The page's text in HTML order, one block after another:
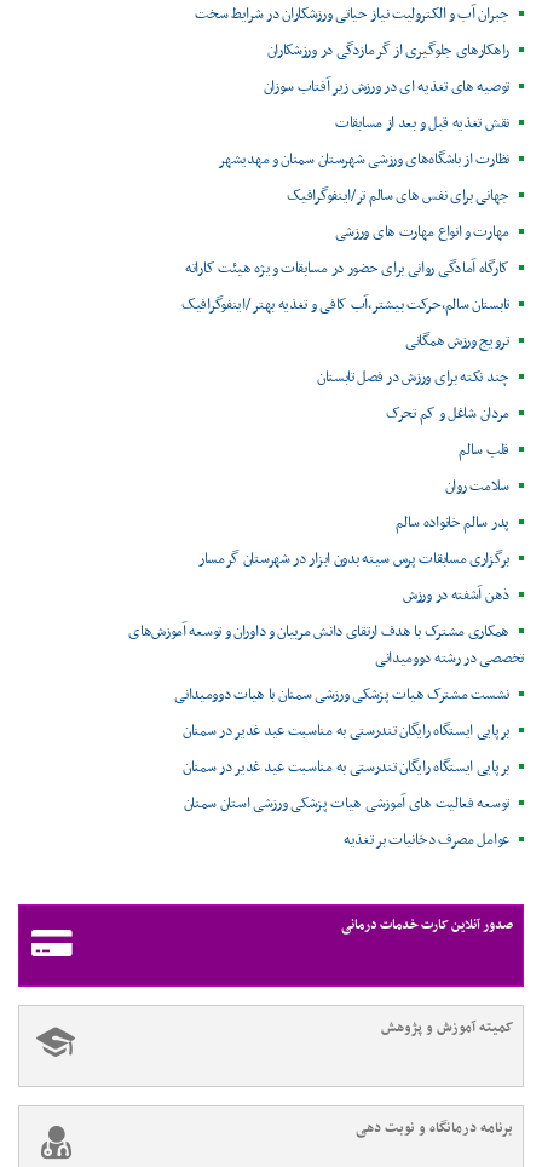
جبران آب و الکترولیت نیاز حیاتی ورزشکاران در شرایط سخت
راهکارهای جلوگیری از گرمازدگی در ورزشکاران
توصیه های تغذیه ای در ورزش زیر آفتاب سوزان
نقش تغذیه قبل و بعد از مسابقات
نظارت از باشگاه‌های ورزشی شهرستان سمنان و مهدیشهر
جهانی برای نفس های سالم تر/اینفوگرافیک
مهارت و انواع مهارت های ورزشی
کارگاه آمادگی روانی برای حضور در مسابقات ویژه هیئت کاراته
تابستان سالم،حرکت بیشتر،آب کافی و تغذیه بهتر /اینفوگرافیک
ترویج ورزش همگانی
چند نکته برای ورزش در فصل تابستان
مردان شاغل و کم تحرک
قلب سالم
سلامت روان
پدر سالم خانواده سالم
برگزاری مسابقات پرس سینه بدون ابزار در شهرستان گرمسار
ذهن آشفته در ورزش
همکاری مشترک با هدف ارتقای دانش مربیان و داوران و توسعه آموزش‌های
تخصصی در رشته دوومیدانی
نشست مشترک هیات پزشکی ورزشی سمنان با هیات دوومیدانی
برپایی ایستگاه رایگان تندرستی به مناسبت عید غدیر در سمنان
برپایی ایستگاه رایگان تندرستی به مناسبت عید غدیر در سمنان
توسعه فعالیت های آموزشی هیات پزشکی ورزشی استان سمنان
عوامل مصرف دخانیات بر تغذیه
صدور آنلاین کارت خدمات درمانی
کمیته آموزش و پژوهش
برنامه درمانگاه و نوبت دهی